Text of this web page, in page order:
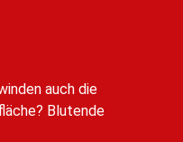
auch die
Blutende